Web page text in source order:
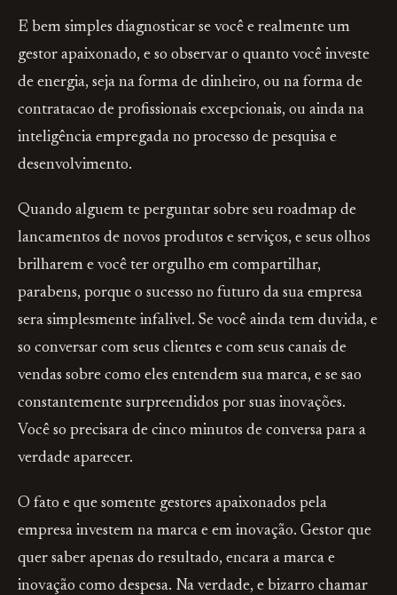
E bem simples diagnosticar se você e realmente um
gestor apaixonado, e so observar o quanto você investe
de energia, seja na forma de dinheiro, ou na forma de
contratacao de profissionais excepcionais, ou ainda na
inteligência empregada no processo de pesquisa e
desenvolvimento.
Quando alguem te perguntar sobre seu roadmap de
lancamentos de novos produtos e serviços, e seus olhos
brilharem e você ter orgulho em compartilhar,
parabens, porque o sucesso no futuro da sua empresa
sera simplesmente infalivel. Se você ainda tem duvida, e
so conversar com seus clientes e com seus canais de
vendas sobre como eles entendem sua marca, e se sao
constantemente surpreendidos por suas inovações.
Você so precisara de cinco minutos de conversa para a
verdade aparecer.
O fato e que somente gestores apaixonados pela
empresa investem na marca e em inovação. Gestor que
quer saber apenas do resultado, encara a marca e
inovação como despesa. Na verdade, e bizarro chamar